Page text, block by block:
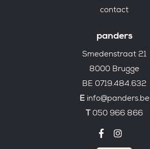
contact
panders
Smedenstraat 21
8000 Brugge
BE 0719.484.632
E info@panders.be
T 050 966 866